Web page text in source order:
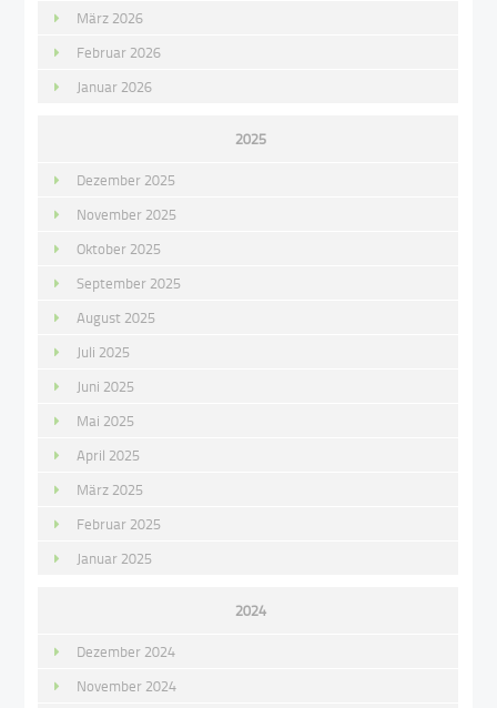
März 2026
Februar 2026
Januar 2026
2025
Dezember 2025
November 2025
Oktober 2025
September 2025
August 2025
Juli 2025
Juni 2025
Mai 2025
April 2025
März 2025
Februar 2025
Januar 2025
2024
Dezember 2024
November 2024